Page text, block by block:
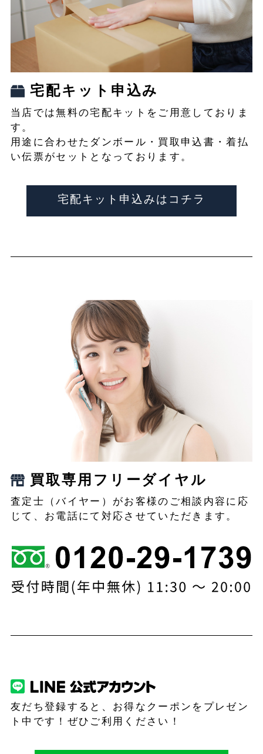
宅配キット申込み
当店では無料の宅配キットをご用意しておりま
す。
用途に合わせたダンボール・買取申込書・着払
い伝票がセットとなっております。
宅配キット申込みはコチラ
買取専用フリーダイヤル
査定士（バイヤー）がお客様のご相談内容に応
じて、お電話にて対応させていただきます。
友だち登録すると、お得なクーポンをプレゼン
ト中です！ぜひご利用ください！